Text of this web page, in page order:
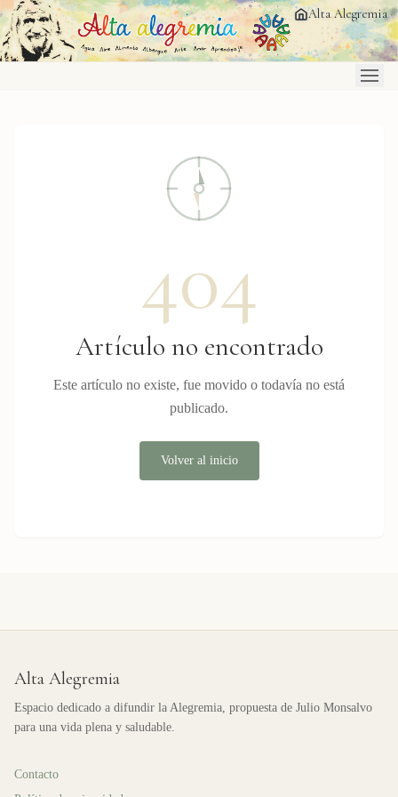
Saltar al contenido principal Alta Alegremia
404
Artículo no encontrado
Este artículo no existe, fue movido o todavía no está
publicado.
Volver al inicio
Alta Alegremia
Espacio dedicado a difundir la Alegremia, propuesta de Julio Monsalvo
para una vida plena y saludable.
Contacto